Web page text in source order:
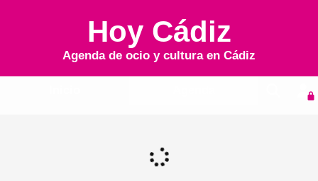
Hoy Cádiz
Agenda de ocio y cultura en Cádiz